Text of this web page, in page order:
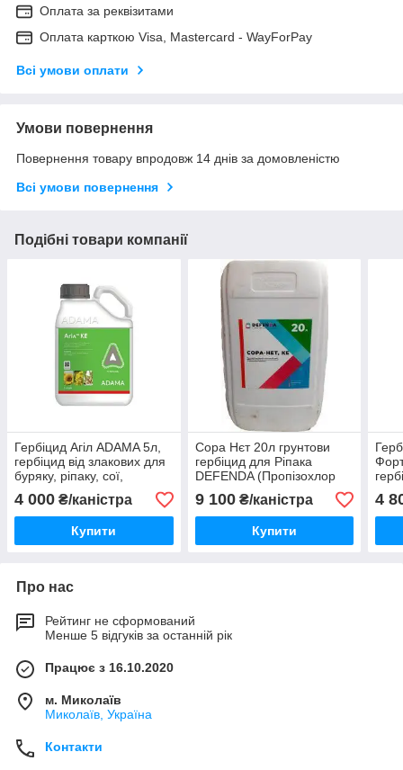
Оплата за реквізитами
Оплата карткою Visa, Mastercard - WayForPay
Всі умови оплати
Умови повернення
Повернення товару впродовж 14 днів за домовленістю
Всі умови повернення
Подібні товари компанії
Гербіцид Агіл ADAMA 5л,
гербіцид від злакових для
буряку, ріпаку, сої,
соняшнику,
4 000 ₴/каністра
Купити
Сора Нєт 20л грунтови
гербіцид для Ріпака
DEFENDA (Пропізохлор
720) для соняшника,
кукурудзи, сої, буряків
9 100₴/каністра
Купити
4
Про нас
Рейтинг не сформований
Менше 5 відгуків за останній рік
Працює з 16.10.2020
м. Миколаїв
Миколаїв, Україна
Контакти